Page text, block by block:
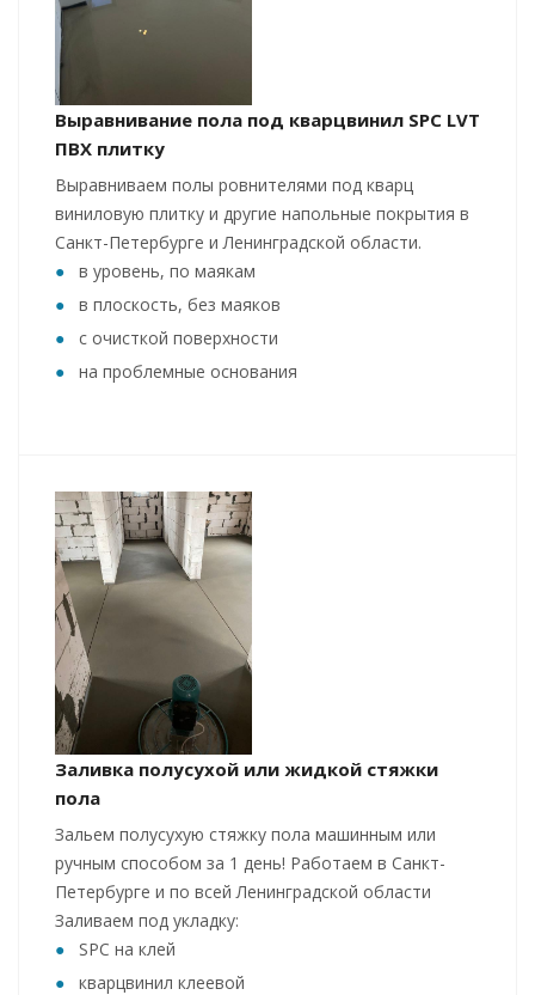
Выравнивание пола под кварцвинил SPC LVT
ПВХ плитку
Выравниваем полы ровнителями под кварц
виниловую плитку и другие напольные покрытия в
Санкт-Петербурге и Ленинградской области.
в уровень, по маякам
в плоскость, без маяков
с очисткой поверхности
на проблемные основания
Заливка полусухой или жидкой стяжки
пола
Зальем полусухую стяжку пола машинным или
ручным способом за 1 день! Работаем в Санкт-
Петербурге и по всей Ленинградской области
Заливаем под укладку:
SPC на клей
кварцвинил клеевой